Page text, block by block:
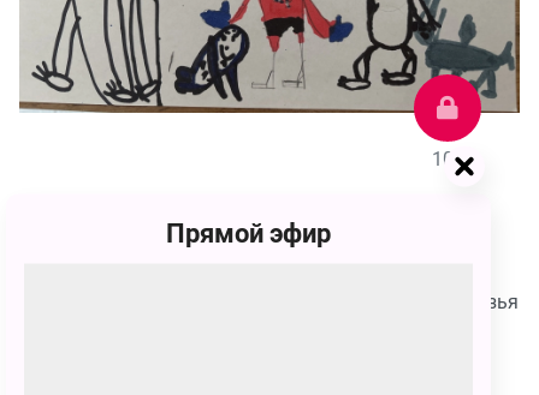
103
Платон Александрович Тодоров
На рисунке изображены Умка, мама Умки и его друзья
Прямой эфир